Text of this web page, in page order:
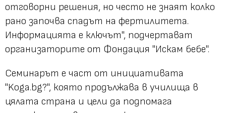
отговорни решения, но често не знаят колко
рано започва спадът на фертилитета.
Информацията е ключът", подчертават
организаторите от Фондация "Искам бебе".
Семинарът е част от инициативата
"Koga.bg?", която продължава в училища в
цялата страна и цели да подпомага